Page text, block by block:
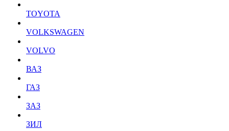
TOYOTA
VOLKSWAGEN
VOLVO
ВАЗ
ГАЗ
ЗАЗ
ЗИЛ